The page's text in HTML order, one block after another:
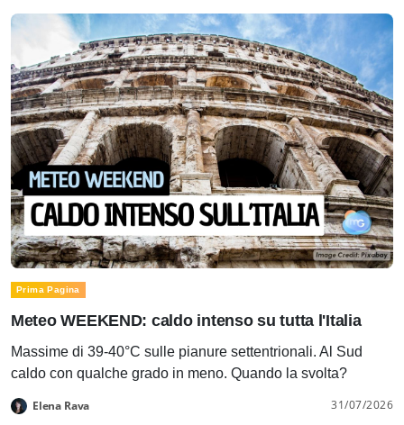
Prima Pagina
Meteo WEEKEND: caldo intenso su tutta l'Italia
Massime di 39-40°C sulle pianure settentrionali. Al Sud
caldo con qualche grado in meno. Quando la svolta?
Elena Rava 31/07/2026